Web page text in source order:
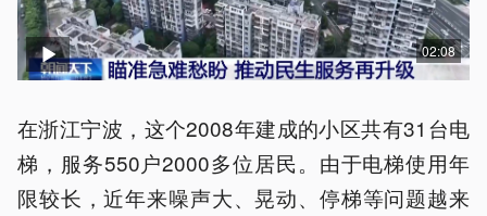
02:08
在浙江宁波，这个2008年建成的小区共有31台电
梯，服务550户2000多位居民。由于电梯使用年
限较长，近年来噪声大、晃动、停梯等问题越来